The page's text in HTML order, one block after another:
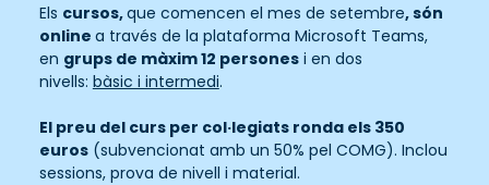
Els cursos,que comencen el mes de setembre, són
online a través de la plataforma Microsoft Teams,
en grups de màxim 12 personesi en dos
nivells: bàsic i intermedi.
El preu del curs per col·legiats ronda els 350
euros(subvencionat amb un 50% pel COMG). Inclou
sessions, prova de nivell i material.